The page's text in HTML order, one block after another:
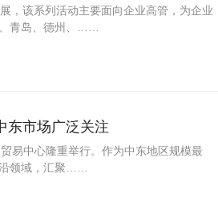
，该系列活动主要面向企业高管，为企业
青岛、德州、……
东市场广泛关注
易中心隆重举行。作为中东地区规模最
领域，汇聚……